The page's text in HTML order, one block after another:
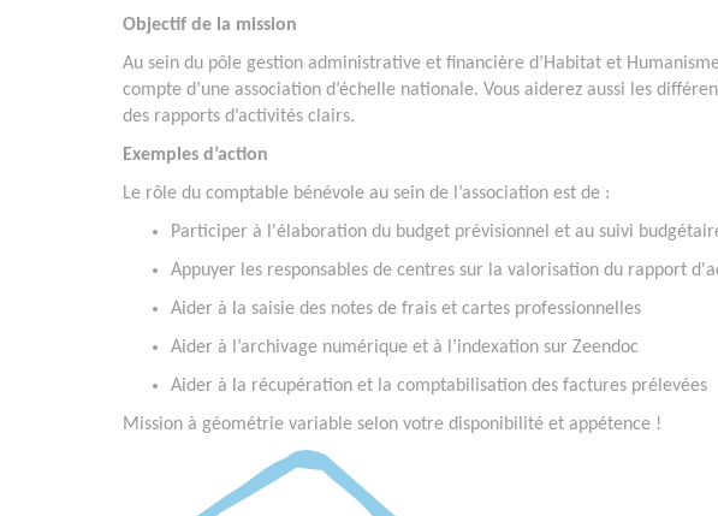
Objectif de la mission
Au sein du pôle gestion administrative et financière d’Habitat et
compte d’une association d’échelle nationale. Vous aiderez aussi les
des rapports d’activités clairs.
Exemples d’action
Le rôle du comptable bénévole au sein de l’association est de :
Participer à l'élaboration du budget prévisionnel et au suivi
Appuyer les responsables de centres sur la valorisation du rapport
Aider à la saisie des notes de frais et cartes professionnelles
Aider à l’archivage numérique et à l’indexation sur Zeendoc
Aider à la récupération et la comptabilisation des factures prélevées
Mission à géométrie variable selon votre disponibilité et appétence !